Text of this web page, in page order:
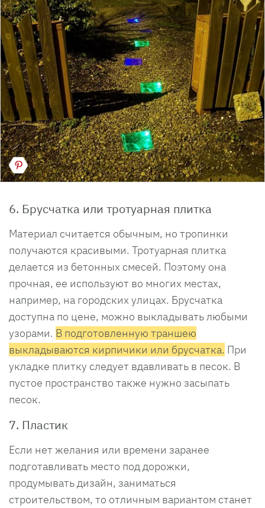
6. Брусчатка или тротуарная плитка
Материал считается обычным, но тропинки
получаются красивыми. Тротуарная плитка
делается из бетонных смесей. Поэтому она
прочная, ее используют во многих местах,
например, на городских улицах. Брусчатка
доступна по цене, можно выкладывать любыми
узорами. В подготовленную траншею
выкладываются кирпичики или брусчатка. При
укладке плитку следует вдавливать в песок. В
пустое пространство также нужно засыпать
песок.
7. Пластик
Если нет желания или времени заранее
подготавливать место под дорожки,
продумывать дизайн, заниматься
строительством, то отличным вариантом станет